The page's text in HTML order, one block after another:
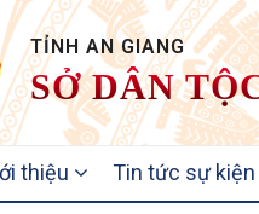
TỈNH AN GIANG
SỞ DÂN
thiệu Tin tức sự kiện